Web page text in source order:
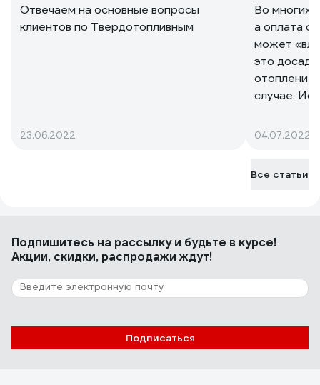
Все статьи
Отвечаем на основные вопросы
клиентов по Твердотопливным
23.06.2022
Во многих
а оплата
может
это
случае.
Вам
04.07.2022
Подпишитесь на рассылкуи будьте в курсе!
Акции, скидки, распродажи ждут!
Подписаться